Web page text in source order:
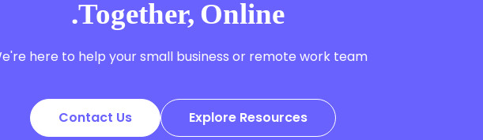
Together, Online.
here to help your small business or remote work team.
Explore Resources
Contact Us